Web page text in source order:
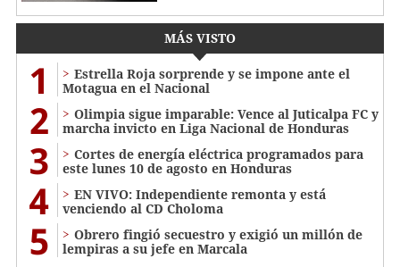
MÁS VISTO
1
Estrella Roja sorprende y se impone ante el
Motagua en el Nacional
2
Olimpia sigue imparable: Vence al Juticalpa FC y
marcha invicto en Liga Nacional de Honduras
3
Cortes de energía eléctrica programados para
este lunes 10 de agosto en Honduras
4
EN VIVO: Independiente remonta y está
venciendo al CD Choloma
5
Obrero fingió secuestro y exigió un millón de
lempiras a su jefe en Marcala